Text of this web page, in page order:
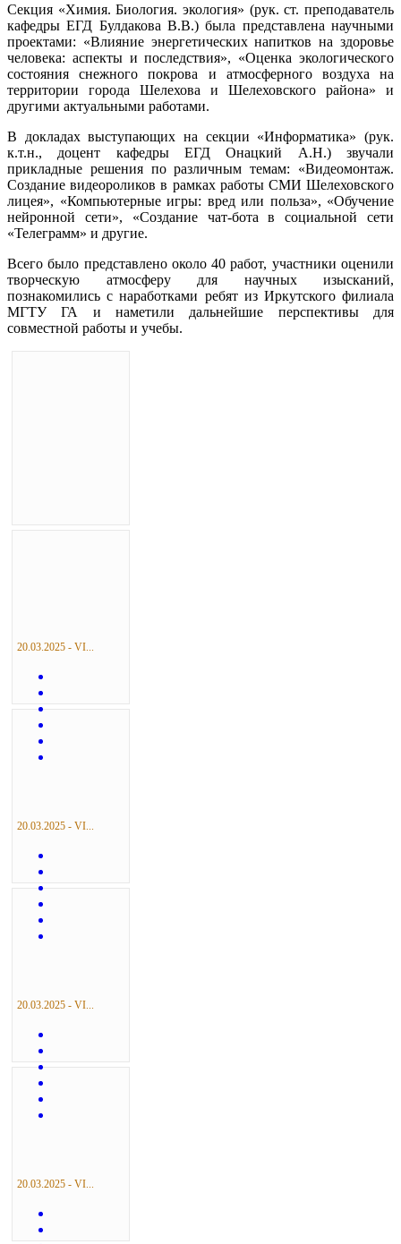
Секция «Химия. Биология. экология» (рук. ст. преподаватель
кафедры ЕГД Булдакова В.В.) была представлена научными
проектами: «Влияние энергетических напитков на здоровье
человека: аспекты и последствия», «Оценка экологического
состояния снежного покрова и атмосферного воздуха на
территории города Шелехова и Шелеховского района» и
другими актуальными работами.
В докладах выступающих на секции «Информатика» (рук.
к.т.н., доцент кафедры ЕГД Онацкий А.Н.) звучали
прикладные решения по различным темам: «Видеомонтаж.
Создание видеороликов в рамках работы СМИ Шелеховского
лицея», «Компьютерные игры: вред или польза», «Обучение
нейронной сети», «Создание чат-бота в социальной сети
«Телеграмм» и другие.
Всего было представлено около 40 работ, участники оценили
творческую атмосферу для научных изысканий,
познакомились с наработками ребят из Иркутского филиала
МГТУ ГА и наметили дальнейшие перспективы для
совместной работы и учебы.
20.03.2025 - VI...
20.03.2025 - VI...
20.03.2025 - VI...
20.03.2025 - VI...